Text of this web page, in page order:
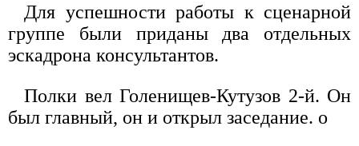
Для успешности работы к сценарной
группе были приданы два отдельных
эскадрона консультантов.
Полки вел Голенищев-Кутузов 2-й. Он
был главный, он и открыл заседание. o